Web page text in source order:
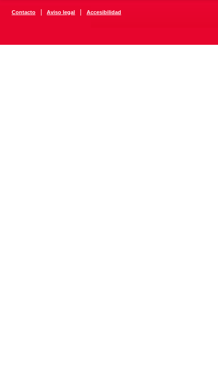
Contacto | Aviso legal | Accesibilidad